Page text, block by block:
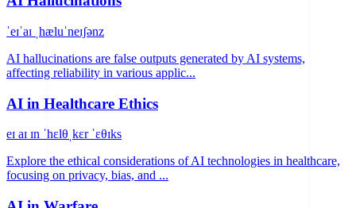
ˈeɪˈaɪ ˌhæluˈneɪʃənz
AI hallucinations are false outputs generated by AI systems,
affecting reliability in various applic...
AI in Healthcare Ethics
eɪ aɪ ɪn ˈhɛlθˌkɛr ˈɛθɪks
Explore the ethical considerations of AI technologies in healthcare,
focusing on privacy, bias, and ...